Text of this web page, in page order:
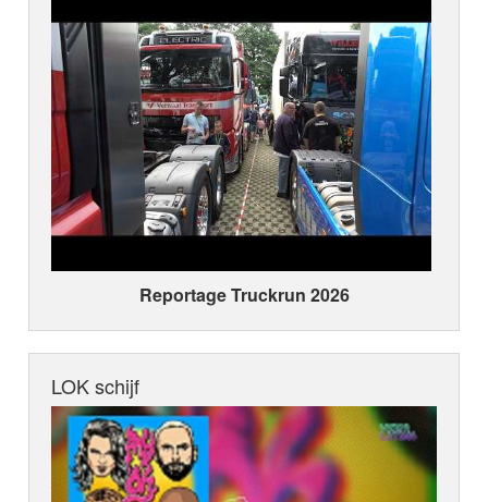
Reportage Truckrun 2026
LOK schijf